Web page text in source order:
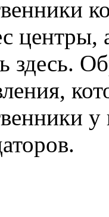
центры,
здесь.